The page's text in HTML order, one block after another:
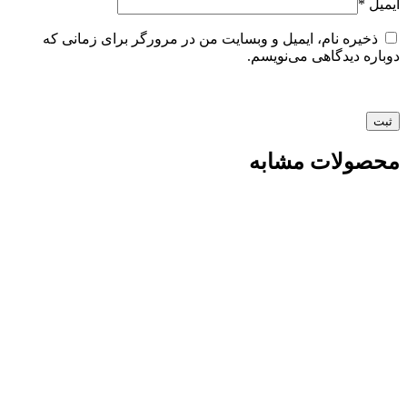
ایمیل *
ذخیره نام، ایمیل و وبسایت من در مرورگر برای زمانی که
دوباره دیدگاهی می‌نویسم.
محصولات مشابه